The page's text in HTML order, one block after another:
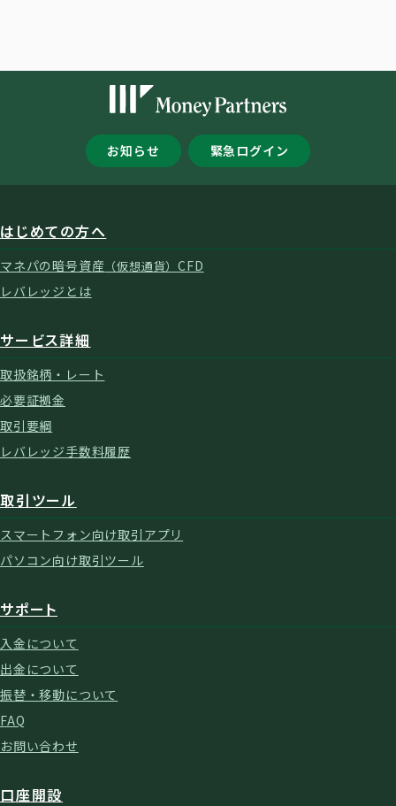
お知らせ 緊急ログイン
はじめての方へ
マネパの暗号資産 （仮想通貨）CFD
レバレッジとは
サービス詳細
取扱銘柄・レート
必要証拠金
取引要綱
レバレッジ手数料履歴
取引ツール
スマートフォン向け取引アプリ
パソコン向け取引ツール
サポート
入金について
出金について
振替・移動について
FAQ
お問い合わせ
口座開設